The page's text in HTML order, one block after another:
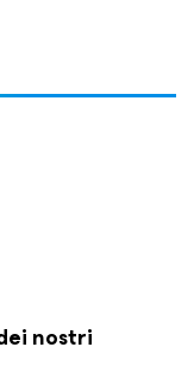
nostri